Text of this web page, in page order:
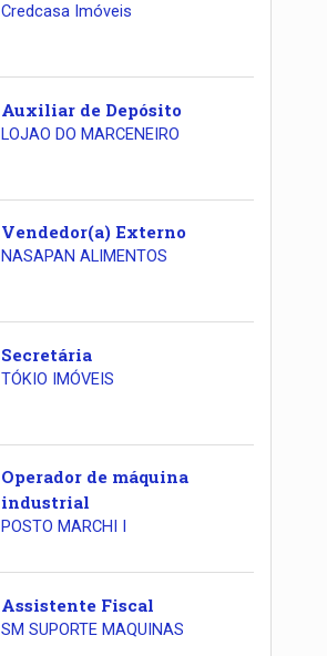
Credcasa Imóveis
Auxiliar de Depósito
LOJAO DO MARCENEIRO
Vendedor(a) Externo
NASAPAN ALIMENTOS
Secretária
TÓKIO IMÓVEIS
Operador de máquina
industrial
POSTO MARCHI I
Assistente Fiscal
SM SUPORTE MAQUINAS